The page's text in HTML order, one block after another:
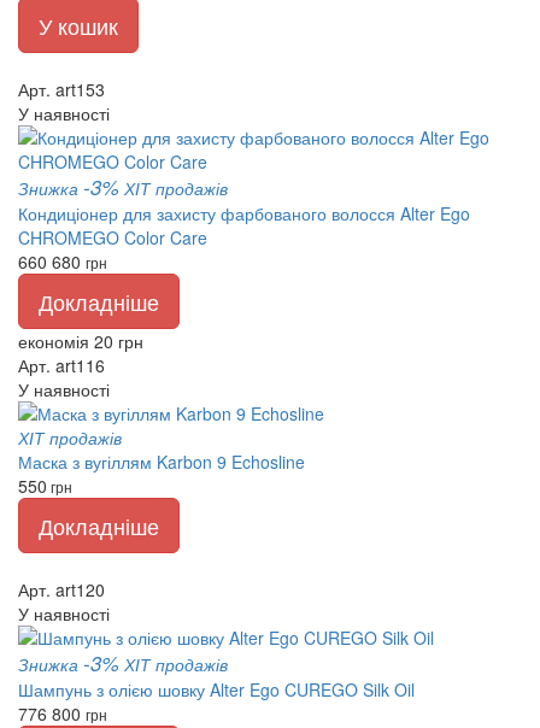
У кошик
Арт. art153
У наявності
Знижка -3% ХІТ продажів
Кондиціонер для захисту фарбованого волосся Alter Ego
CHROMEGO Color Care
660 680 грн
Докладніше
економія 20 грн
Арт. art116
У наявності
ХІТ продажів
Маска з вугіллям Karbon 9 Echosline
550 грн
Докладніше
Арт. art120
У наявності
Знижка -3% ХІТ продажів
Шампунь з олією шовку Alter Ego CUREGO Silk Oil
776 800 грн